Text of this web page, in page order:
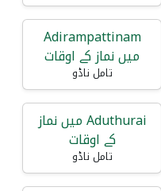
Adirampattinam
میں نماز کے اوقات
تامل ناڈو
Aduthurai میں نماز
کے اوقات
تامل ناڈو